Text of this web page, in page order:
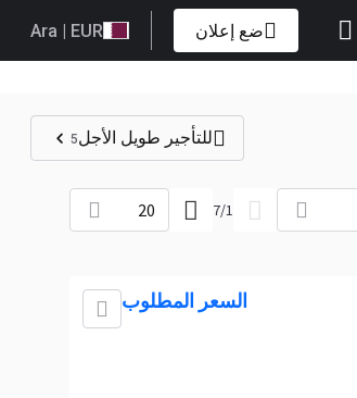
ضع إعلان Ara | EUR
للتأجير طويل الأجل5
1
/
7
20
السعر المطلوب